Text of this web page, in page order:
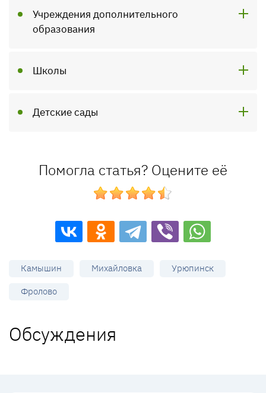
Учреждения дополнительного
образования
Школы
Детские сады
Помогла статья? Оцените её
Камышин Михайловка Урюпинск
Фролово
Обсуждения